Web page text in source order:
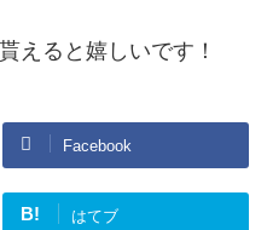
えると嬉しいです！
Facebook
B! はてブ